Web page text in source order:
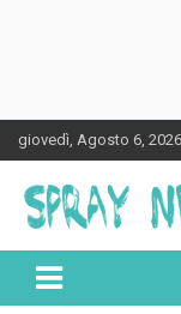
Skip
to
content
giovedì, Agosto 6, 2026